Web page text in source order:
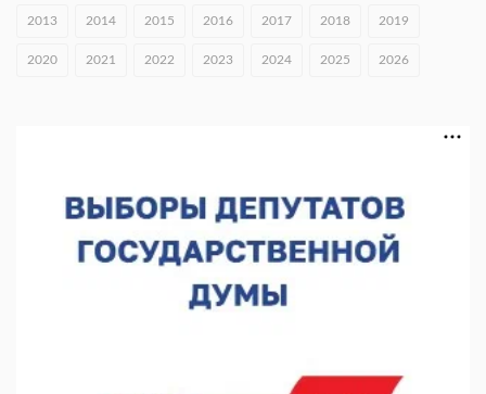
В Чкаловске спустили на воду «Метеор-120Р»
07.08.2026 14:01
В Нижнем Новгороде отметили 70-летие Дня строителя
2013 2014 2015 2016 2017 2018 2019
2020 2021 2022 2023 2024 2025 2026